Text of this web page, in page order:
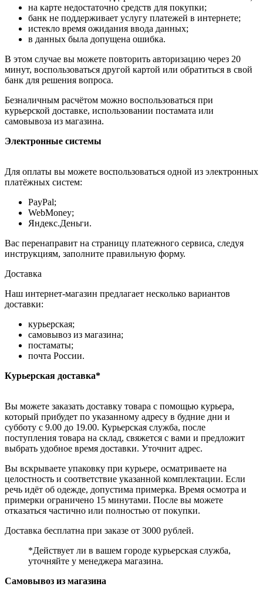
на карте недостаточно средств для покупки;
банк не поддерживает услугу платежей в интернете;
истекло время ожидания ввода данных;
в данных была допущена ошибка.
В этом случае вы можете повторить авторизацию через 20
минут, воспользоваться другой картой или обратиться в свой
банк для решения вопроса.
Безналичным расчётом можно воспользоваться при
курьерской доставке, использовании постамата или
самовывоза из магазина.
Электронные системы
Для оплаты вы можете воспользоваться одной из электронных
платёжных систем:
PayPal;
WebMoney;
Яндекс.Деньги.
Вас перенаправит на страницу платежного сервиса, следуя
инструкциям, заполните правильную форму.
Доставка
Наш интернет-магазин предлагает несколько вариантов
доставки:
курьерская;
самовывоз из магазина;
постаматы;
почта России.
Курьерская доставка*
Вы можете заказать доставку товара с помощью курьера,
который прибудет по указанному адресу в будние дни и
субботу с 9.00 до 19.00. Курьерская служба, после
поступления товара на склад, свяжется с вами и предложит
выбрать удобное время доставки. Уточнит адрес.
Вы вскрываете упаковку при курьере, осматриваете на
целостность и соответствие указанной комплектации. Если
речь идёт об одежде, допустима примерка. Время осмотра и
примерки ограничено 15 минутами. После вы можете
отказаться частично или полностью от покупки.
Доставка бесплатна при заказе от 3000 рублей.
*Действует ли в вашем городе курьерская служба,
уточняйте у менеджера магазина.
Самовывоз из магазина